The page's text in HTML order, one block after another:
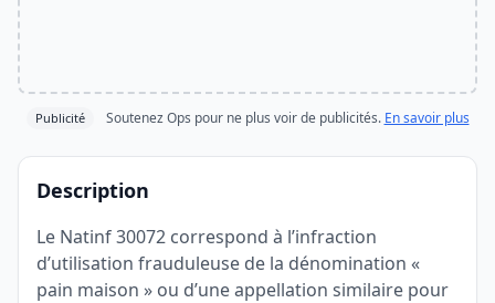
Publicité Soutenez Ops pour ne plus voir de publicités. En savoir plus
Description
Le Natinf 30072 correspond à l’infraction
d’utilisation frauduleuse de la dénomination «
pain maison » ou d’une appellation similaire pour